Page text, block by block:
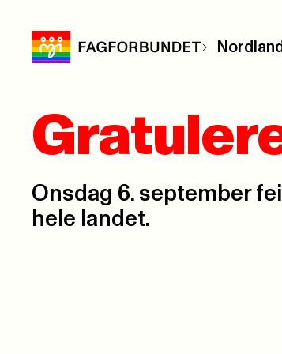
Nordland
Onsdag 6. september
hele landet.